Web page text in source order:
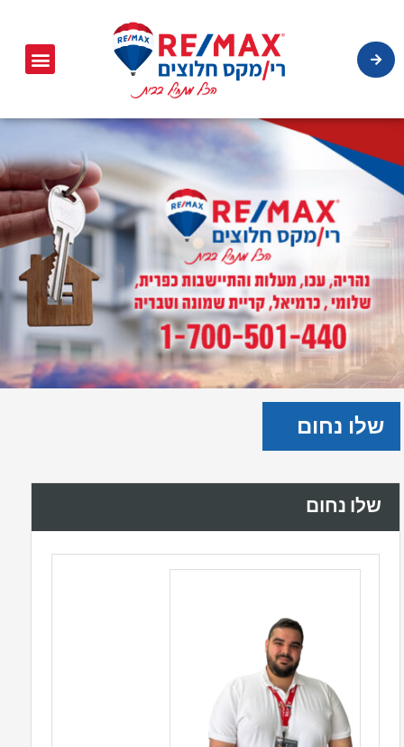
שלו נחום
שלו נחום